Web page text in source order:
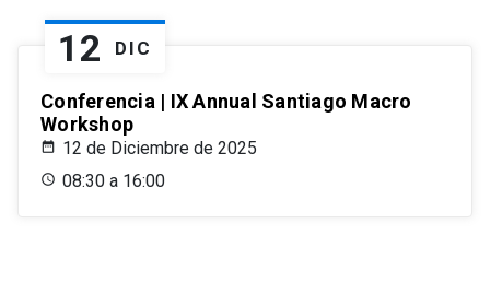
12 DIC
Conferencia | IX Annual Santiago Macro
Workshop
12 de Diciembre de 2025
08:30 a 16:00